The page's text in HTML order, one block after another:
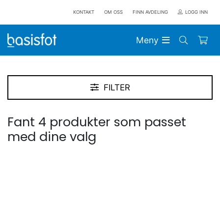
KONTAKT OM OSS FINN AVDELING LOGG INN
Meny
FILTER
Fant 4 produkter som passet
med dine valg